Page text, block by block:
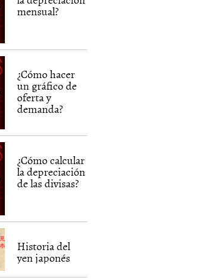
mensual?
¿Cómo hacer
un gráfico de
oferta y
demanda?
¿Cómo calcular
la depreciación
de las divisas?
Historia del
yen japonés